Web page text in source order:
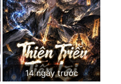
14 ngày trước